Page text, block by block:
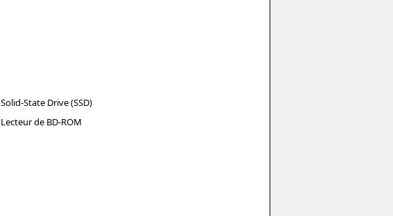
Solid-State Drive (SSD)
Lecteur de BD-ROM